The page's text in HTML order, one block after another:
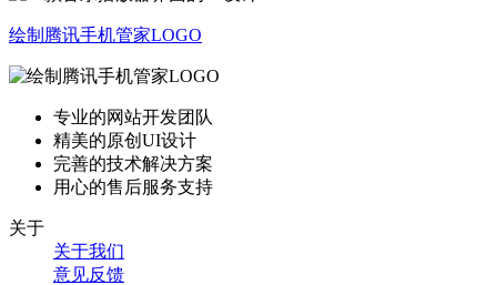
绘制腾讯手机管家LOGO
专业的网站开发团队
精美的原创UI设计
完善的技术解决方案
用心的售后服务支持
关于
关于我们
意见反馈